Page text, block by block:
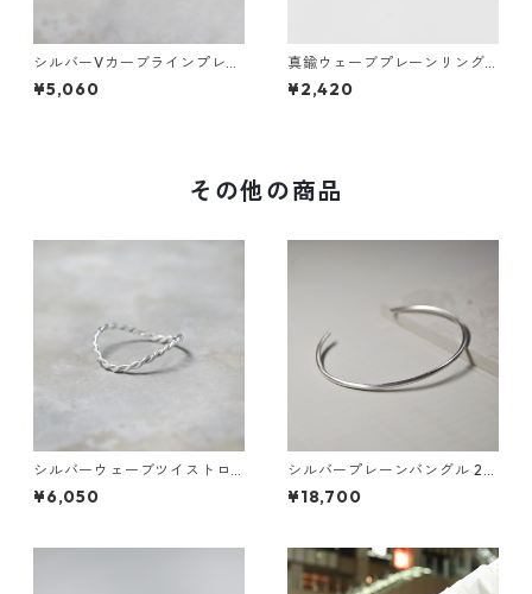
シルバーVカーブラインプレー
ンリング 1.5mm幅 鏡面｜FA-1
180
¥5,060
真鍮ウェーブプレーンリング
1.2mm幅 槌目｜FA-1011
¥2,420
その他の商品
シルバーウェーブツイストロ
ープリング 0.8mm×2 つや消
し 3号～27号｜WKH WAVE T
¥6,050
シルバープレーンバングル 2.
0mm幅 つや消し｜WKS PLAN
E BANGLE 2.0 sv matte｜FA
¥18,700